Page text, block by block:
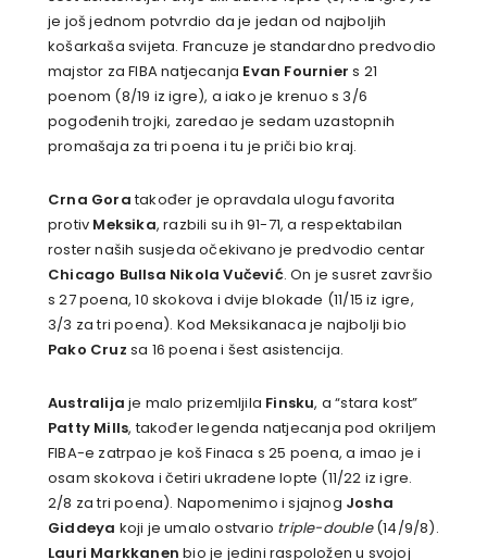
je još jednom potvrdio da je jedan od najboljih
košarkaša svijeta. Francuze je standardno predvodio
majstor za FIBA natjecanja Evan Fournier s 21
poenom (8/19 iz igre), a iako je krenuo s 3/6
pogođenih trojki, zaredao je sedam uzastopnih
promašaja za tri poena i tu je priči bio kraj.
Crna Goratakođer je opravdala ulogu favorita
protiv Meksika, razbili su ih 91-71, a respektabilan
roster naših susjeda očekivano je predvodio centar
Chicago Bullsa Nikola Vučević. On je susret završio
s 27 poena, 10 skokova i dvije blokade (11/15 iz igre,
3/3 za tri poena). Kod Meksikanaca je najbolji bio
Pako Cruz sa 16 poena i šest asistencija.
Australija je malo prizemljila Finsku, a “stara kost”
Patty Mills, također legenda natjecanja pod okriljem
FIBA-e zatrpao je koš Finaca s 25 poena, a imao je i
osam skokova i četiri ukradene lopte (11/22 iz igre.
2/8 za tri poena). Napomenimo i sjajnog Josha
Giddeya koji je umalo ostvario triple-double(14/9/8).
Lauri Markkanen bio je jedini raspoložen u svojoj